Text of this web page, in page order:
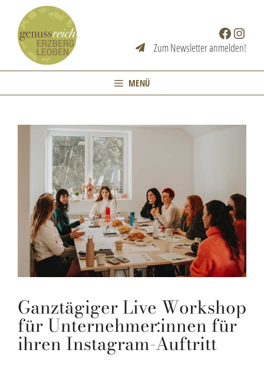
springen
Facebook
Zum Newsletter anmelden!
MENÜ
Ganztägiger Live Workshop
für Unternehmer:innen für
ihren Instagram-Auftritt